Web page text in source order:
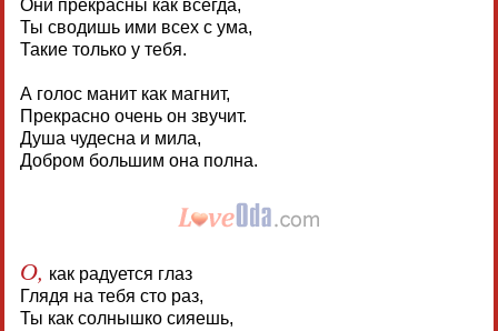
Они прекрасны как всегда,
Ты сводишь ими всех с ума,
Такие только у тебя.
А голос манит как магнит,
Прекрасно очень он звучит.
Душа чудесна и мила,
Добром большим она полна.
О, как радуется глаз
Глядя на тебя сто раз,
Ты как солнышко сияешь,